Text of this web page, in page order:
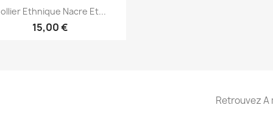
Aperçu rapide
Ethnique Nacre Et...
15,00 €
Retrouvez A